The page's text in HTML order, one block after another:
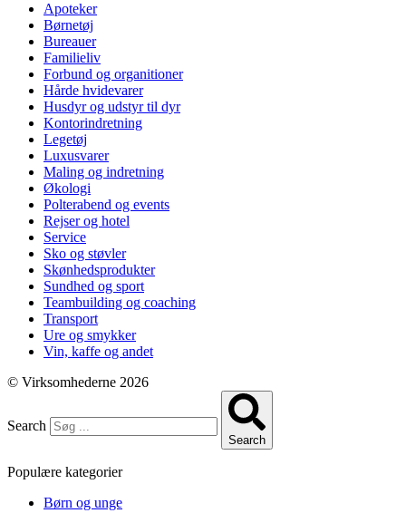
Apoteker
Børnetøj
Bureauer
Familieliv
Forbund og organitioner
Hårde hvidevarer
Husdyr og udstyr til dyr
Kontorindretning
Legetøj
Luxusvarer
Maling og indretning
Økologi
Polterabend og events
Rejser og hotel
Service
Sko og støvler
Skønhedsprodukter
Sundhed og sport
Teambuilding og coaching
Transport
Ure og smykker
Vin, kaffe og andet
© Virksomhederne 2026
Search
Search
Populære kategorier
Børn og unge